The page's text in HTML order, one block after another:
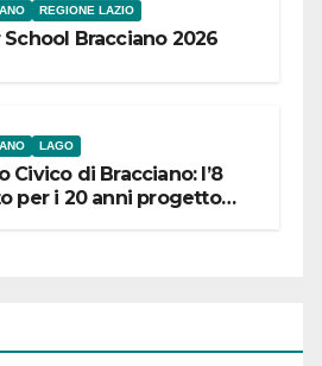
REGIONE LAZIO
School Bracciano 2026
LAGO
Civico di Bracciano: l’8
per i 20 anni progetto